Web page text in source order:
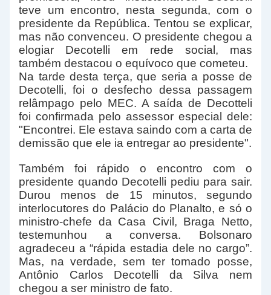
teve um encontro, nesta segunda, com o
presidente da República. Tentou se explicar,
mas não convenceu. O presidente chegou a
elogiar Decotelli em rede social, mas
também destacou o equívoco que cometeu.
Na tarde desta terça, que seria a posse de
Decotelli, foi o desfecho dessa passagem
relâmpago pelo MEC. A saída de Decotteli
foi confirmada pelo assessor especial dele:
"Encontrei. Ele estava saindo com a carta de
demissão que ele ia entregar ao presidente".
Também foi rápido o encontro com o
presidente quando Decotelli pediu para sair.
Durou menos de 15 minutos, segundo
interlocutores do Palácio do Planalto, e só o
ministro-chefe da Casa Civil, Braga Netto,
testemunhou a conversa. Bolsonaro
agradeceu a “rápida estadia dele no cargo”.
Mas, na verdade, sem ter tomado posse,
Antônio Carlos Decotelli da Silva nem
chegou a ser ministro de fato.